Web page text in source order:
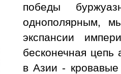
победы
однополярным,
экспансии
бесконечная
в Азии -